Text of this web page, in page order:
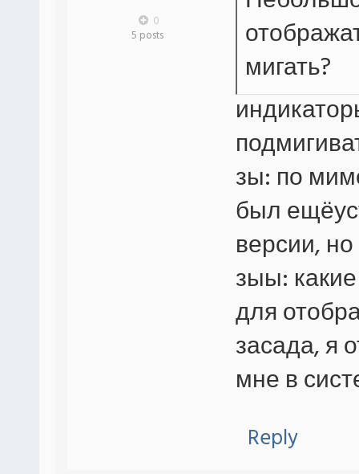
0
5 posts
мигать?
зы: по
был
версии,
зыы:
для
засада, я
мне в
Reply